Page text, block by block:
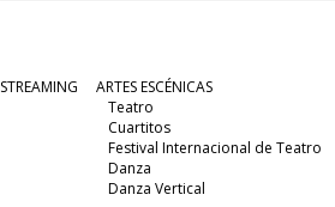
STREAMING
ARTES ESCÉNICAS
Teatro
Cuartitos
Festival Internacional de Teatro
Danza
Danza Vertical